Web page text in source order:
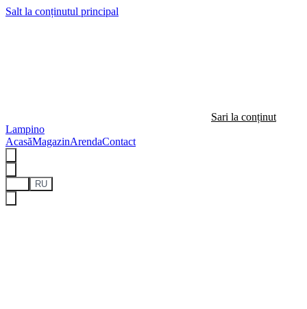
Salt la conținutul principal
Sari la conținut
Lampino
AcasăMagazinArendaContact
RU